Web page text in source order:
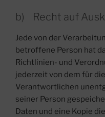
b) Recht auf
Jede von der
betroffene Person hat
Richtlinien- und
jederzeit von dem für
Verantwortlichen
seiner Person
Daten und eine Kopie